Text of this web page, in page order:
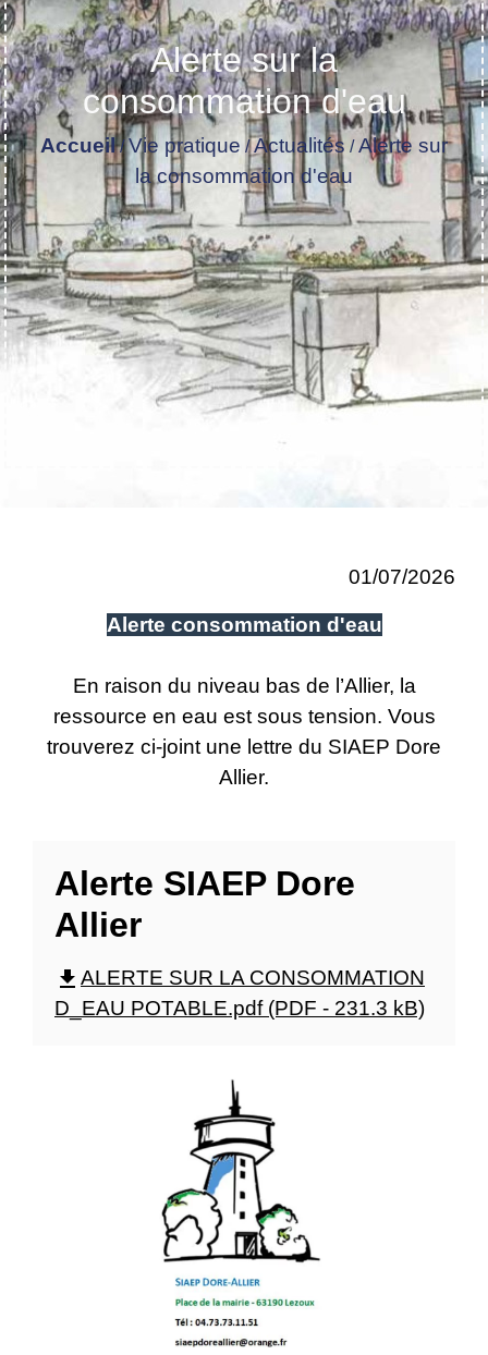
Alerte sur la
consommation d'eau
Accueil/ Vie pratique /Actualités /Alerte sur
la consommation d'eau
01/07/2026
Alerte consommation d'eau
En raison du niveau bas de l’Allier, la
ressource en eau est sous tension. Vous
trouverez ci-joint une lettre du SIAEP Dore
Allier.
Alerte SIAEP Dore
Allier
file_download ALERTE SUR LA CONSOMMATION
D_EAU POTABLE.pdf (PDF - 231.3 kB)